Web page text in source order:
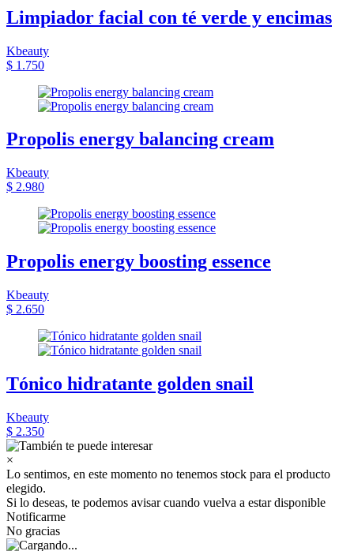
Limpiador facial con té verde y encimas
Kbeauty
$ 1.750
Propolis energy balancing cream
Kbeauty
$ 2.980
Propolis energy boosting essence
Kbeauty
$ 2.650
Tónico hidratante golden snail
Kbeauty
$ 2.350
×
Lo sentimos, en este momento no tenemos stock para el producto
elegido.
Si lo deseas, te podemos avisar cuando vuelva a estar disponible
Notificarme
No gracias